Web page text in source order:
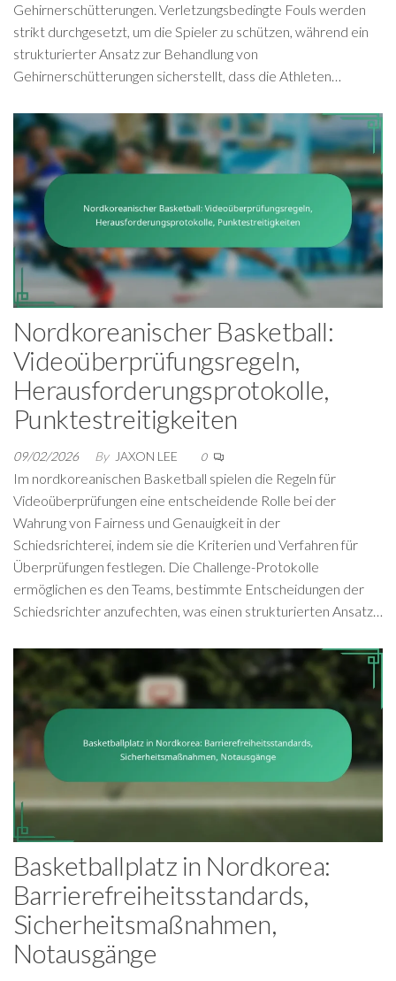
Gehirnerschütterungen. Verletzungsbedingte Fouls werden
strikt durchgesetzt, um die Spieler zu schützen, während ein
strukturierter Ansatz zur Behandlung von
Gehirnerschütterungen sicherstellt, dass die Athleten…
Nordkoreanischer Basketball:
Videoüberprüfungsregeln,
Herausforderungsprotokolle,
Punktestreitigkeiten
09/02/2026 By JAXON LEE 0
Im nordkoreanischen Basketball spielen die Regeln für
Videoüberprüfungen eine entscheidende Rolle bei der
Wahrung von Fairness und Genauigkeit in der
Schiedsrichterei, indem sie die Kriterien und Verfahren für
Überprüfungen festlegen. Die Challenge-Protokolle
ermöglichen es den Teams, bestimmte Entscheidungen der
Schiedsrichter anzufechten, was einen strukturierten Ansatz…
Basketballplatz in Nordkorea:
Barrierefreiheitsstandards,
Sicherheitsmaßnahmen,
Notausgänge